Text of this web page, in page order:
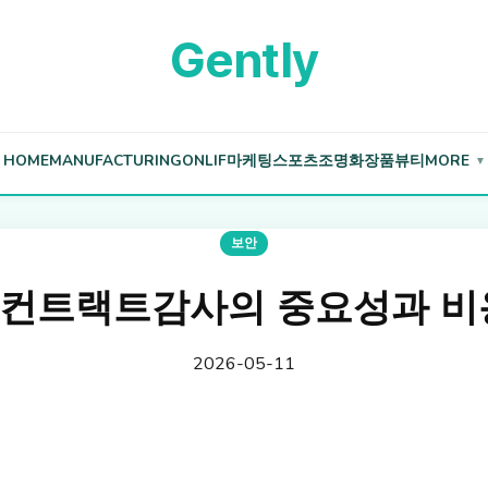
Gently
HOMEMANUFACTURINGONLIF마케팅스포츠조명화장품뷰티MORE ▼
보안
트랙트감사의 중요성과
2026-05-11